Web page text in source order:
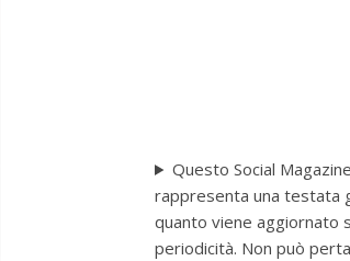
Questo Social
rappresenta una testata
quanto viene aggiornato
periodicità. Non può